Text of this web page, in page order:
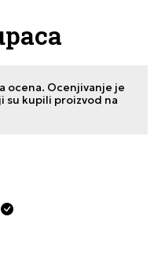
ocena. Ocenjivanje je
su kupili proizvod na